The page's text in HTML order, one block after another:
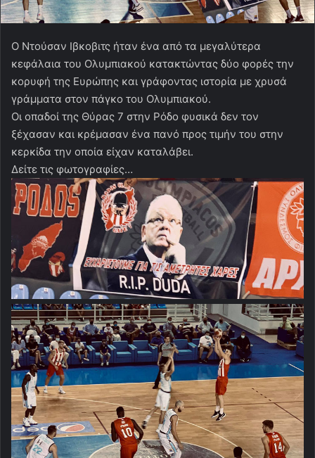
Ο Ντούσαν Ιβκοβιτς ήταν ένα από τα μεγαλύτερα
κεφάλαια του Ολυμπιακού κατακτώντας δύο φορές την
κορυφή της Ευρώπης και γράφοντας ιστορία με χρυσά
γράμματα στον πάγκο του Ολυμπιακού.
Οι οπαδοί της Θύρας 7 στην Ρόδο φυσικά δεν τον
ξέχασαν και κρέμασαν ένα πανό προς τιμήν του στην
κερκίδα την οποία είχαν καταλάβει.
Δείτε τις φωτογραφίες…